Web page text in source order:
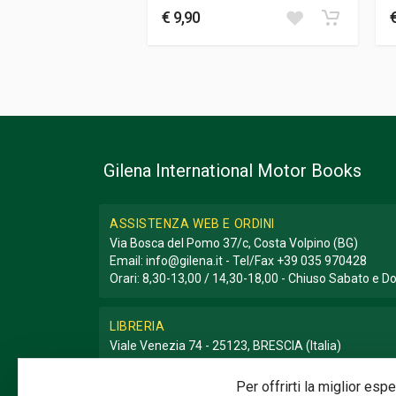
€ 9,90
Per offrirti la miglior
Gilena International Motor Books
ASSISTENZA WEB E ORDINI
Via Bosca del Pomo 37/c, Costa Volpino (BG)
Email: info@gilena.it - Tel/Fax +39 035 970428
Orari: 8,30-13,00 / 14,30-18,00 - Chiuso Sabato e
LIBRERIA
Viale Venezia 74 - 25123, BRESCIA (Italia)
Email:libreria@gilena.it- Tel/Fax+39 030 3776786
Orari: 9,30-12,30 / 15,30-19,30 - Chiuso Domenica